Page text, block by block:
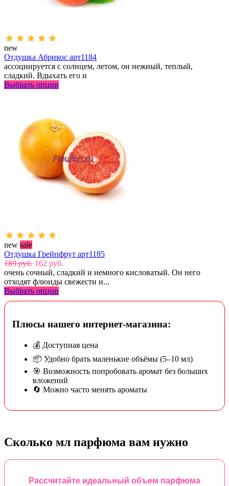
new
Отдушка Абрикос арт1184
ассоциируется с солнцем, летом, он нежный, теплый,
сладкий. Вдыхать его и
Выбрать опции
new sale
Отдушка Грейпфрут арт1185
189 руб. 162 руб.
очень сочный, сладкий и немного кисловатый. Он него
отходят флюиды свежести и...
Выбрать опции
Плюсы нашего интернет-магазина:
💰 Доступная цена
📦 Удобно брать маленькие объёмы (5–10 мл)
🎯 Возможность попробовать аромат без больших
вложений
🔄 Можно часто менять ароматы
Сколько мл парфюма вам нужно
Рассчитайте идеальный объем парфюма